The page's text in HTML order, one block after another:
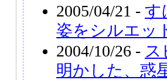
2005/04/21 - す
姿をシルエッ
2004/10/26 -
明かした、惑